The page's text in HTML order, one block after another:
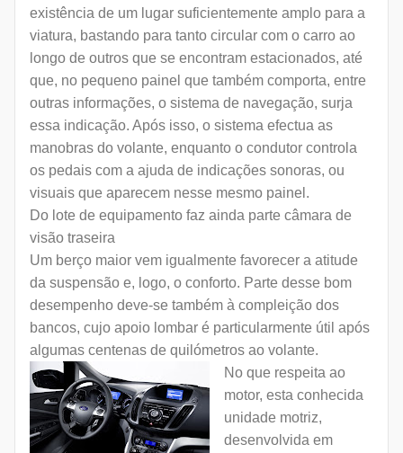
existência de um lugar suficientemente amplo para a
viatura, bastando para tanto circular com o carro ao
longo de outros que se encontram estacionados, até
que, no pequeno painel que também comporta, entre
outras informações, o sistema de navegação, surja
essa indicação. Após isso, o sistema efectua as
manobras do volante, enquanto o condutor controla
os pedais com a ajuda de indicações sonoras, ou
visuais que aparecem nesse mesmo painel.
Do lote de equipamento faz ainda parte câmara de
visão traseira
Um berço maior vem igualmente favorecer a atitude
da suspensão e, logo, o conforto. Parte desse bom
desempenho deve-se também à compleição dos
bancos, cujo apoio lombar é particularmente útil após
algumas centenas de quilómetros ao volante.
No que respeita ao
motor, esta conhecida
unidade motriz,
desenvolvida em